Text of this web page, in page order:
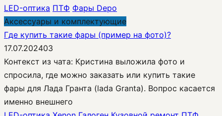
LED-оптика ПТФ Фары Depo
Аксессуары и комплектующие
Где купить такие фары (пример на фото)?
17.07.202403
Контекст из чата: Кристина выложила фото и
спросила, где можно заказать или купить такие
фары для Лада Гранта (lada Granta). Вопрос касается
именно внешнего